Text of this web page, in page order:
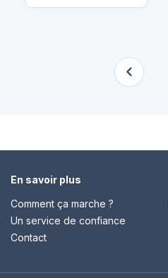
En savoir plus
Comment ça marche ?
Un service de confiance
Contact